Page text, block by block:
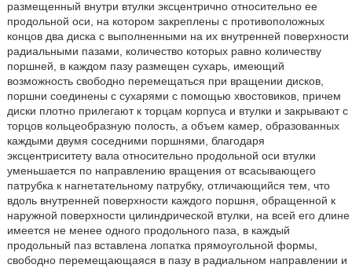
размещенный внутри втулки эксцентрично относительно ее
продольной оси, на котором закреплены с противоположных
концов два диска с выполненными на их внутренней поверхности
радиальными пазами, количество которых равно количеству
поршней, в каждом пазу размещен сухарь, имеющий
возможность свободно перемещаться при вращении дисков,
поршни соединены с сухарями с помощью хвостовиков, причем
диски плотно прилегают к торцам корпуса и втулки и закрывают с
торцов кольцеобразную полость, а объем камер, образованных
каждыми двумя соседними поршнями, благодаря
эксцентриситету вала относительно продольной оси втулки
уменьшается по направлению вращения от всасывающего
патрубка к нагнетательному патрубку, отличающийся тем, что
вдоль внутренней поверхности каждого поршня, обращенной к
наружной поверхности цилиндрической втулки, на всей его длине
имеется не менее одного продольного паза, в каждый
продольный паз вставлена лопатка прямоугольной формы,
свободно перемещающаяся в пазу в радиальном направлении и